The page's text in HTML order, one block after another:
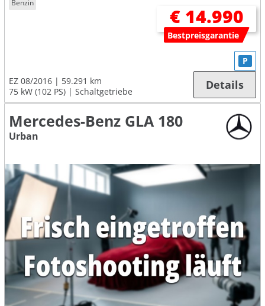
Benzin
€ 14.990
Bestpreisgarantie
EZ 08/2016
59.291 km
75 kW (102 PS)
Schaltgetriebe
P
Details
Mercedes-Benz GLA 180
Urban